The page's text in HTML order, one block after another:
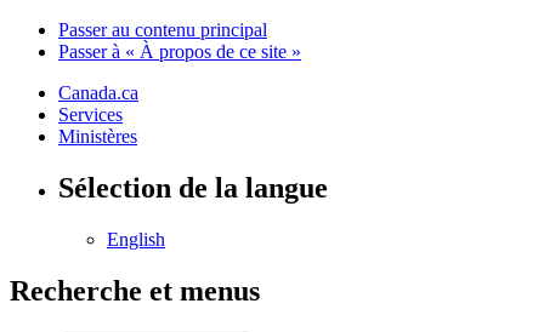
Passer au contenu principal
Passer à « À propos de ce site »
Canada.ca
Services
Ministères
Sélection de la langue
English
Recherche et menus